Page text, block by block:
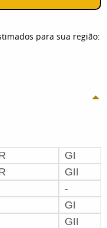
para sua região:
GI
GII
-
GI
GII